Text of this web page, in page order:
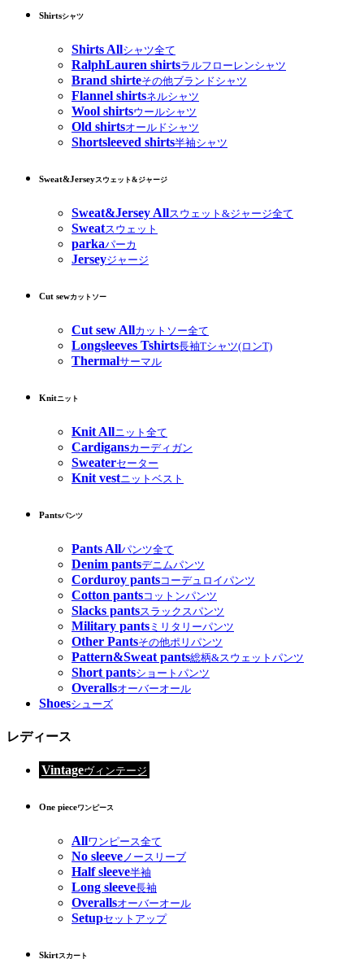
Shirtsシャツ
Shirts Allシャツ全て
RalphLauren shirtsラルフローレンシャツ
Brand shirteその他ブランドシャツ
Flannel shirtsネルシャツ
Wool shirtsウールシャツ
Old shirtsオールドシャツ
Shortsleeved shirts半袖シャツ
Sweat&Jerseyスウェット&ジャージ
Sweat&Jersey Allスウェット&ジャージ全て
Sweatスウェット
parkaパーカ
Jerseyジャージ
Cut sewカットソー
Cut sew Allカットソー全て
Longsleeves Tshirts長袖Tシャツ(ロンT)
Thermalサーマル
Knitニット
Knit Allニット全て
Cardigansカーディガン
Sweaterセーター
Knit vestニットベスト
Pantsパンツ
Pants Allパンツ全て
Denim pantsデニムパンツ
Corduroy pantsコーデュロイパンツ
Cotton pantsコットンパンツ
Slacks pantsスラックスパンツ
Military pants ミリタリーパンツ
Other Pantsその他ポリパンツ
Pattern&Sweat pants総柄&スウェットパンツ
Short pantsショートパンツ
Overallsオーバーオール
Shoesシューズ
レディース
Vintageヴィンテージ
One pieceワンピース
Allワンピース全て
No sleeveノースリーブ
Half sleeve半袖
Long sleeve長袖
Overallsオーバーオール
Setupセットアップ
Skirtスカート